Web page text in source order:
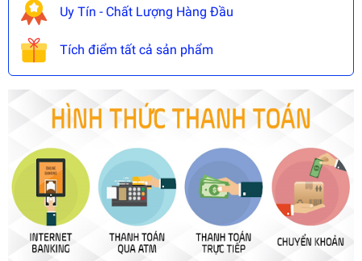
Uy Tín - Chất Lượng Hàng Đầu
Tích điểm tất cả sản phẩm